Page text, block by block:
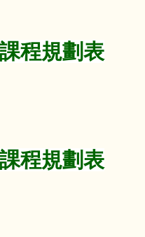
程規劃表
程規劃表